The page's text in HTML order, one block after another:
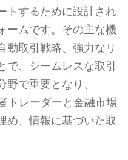
トするために設計され
ームです。その主な機
動取引戦略、強力なリ
で、シームレスな取引
で重要となり、
トレーダーと金融市場
め、情報に基づいた取